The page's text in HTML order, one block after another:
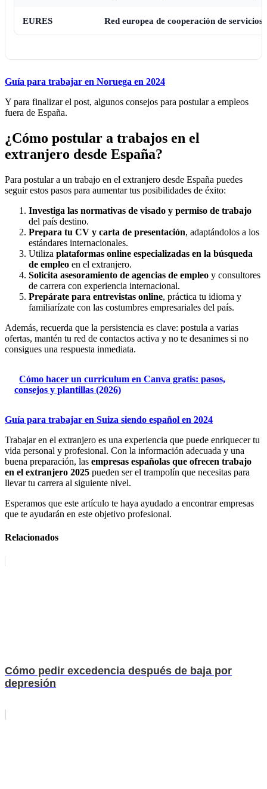
EURES Red europea de cooperación de
Guía para trabajar en Noruega en 2024
Y para finalizar el post, algunos consejos para postular a empleos
fuera de España.
¿Cómo postular a trabajos en el
extranjero desde España?
Para postular a un trabajo en el extranjero desde España puedes
seguir estos pasos para aumentar tus posibilidades de éxito:
Investiga las normativas de visado y permiso de trabajo
del país destino.
Prepara tu CV y carta de presentación, adaptándolos a los
estándares internacionales.
Utiliza plataformas online especializadas en la búsqueda
de empleo en el extranjero.
Solicita asesoramiento de agencias de empleo y consultores
de carrera con experiencia internacional.
Prepárate para entrevistas online, práctica tu idioma y
familiarízate con las costumbres empresariales del país.
Además, recuerda que la persistencia es clave: postula a varias
ofertas, mantén tu red de contactos activa y no te desanimes si no
consigues una respuesta inmediata.
Cómo hacer un curriculum en Canva gratis: pasos,
consejos y plantillas (2026)
Guía para trabajar en Suiza siendo español en 2024
Trabajar en el extranjero es una experiencia que puede enriquecer tu
vida personal y profesional. Con la información adecuada y una
buena preparación, las empresas españolas que ofrecen trabajo
en el extranjero 2025 pueden ser el trampolín que necesitas para
llevar tu carrera al siguiente nivel.
Esperamos que este artículo te haya ayudado a encontrar empresas
que te ayudarán en este objetivo profesional.
Relacionados
Cómo pedir excedencia después de baja por
depresión